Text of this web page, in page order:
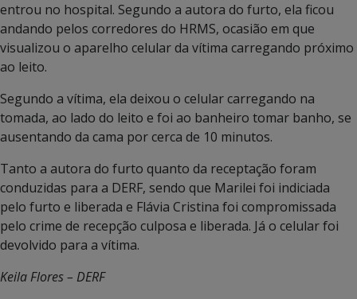
entrou no hospital. Segundo a autora do furto, ela ficou
andando pelos corredores do HRMS, ocasião em que
visualizou o aparelho celular da vítima carregando próximo
ao leito.
Segundo a vítima, ela deixou o celular carregando na
tomada, ao lado do leito e foi ao banheiro tomar banho, se
ausentando da cama por cerca de 10 minutos.
Tanto a autora do furto quanto da receptação foram
conduzidas para a DERF, sendo que Marilei foi indiciada
pelo furto e liberada e Flávia Cristina foi compromissada
pelo crime de recepção culposa e liberada. Já o celular foi
devolvido para a vítima.
Keila Flores – DERF